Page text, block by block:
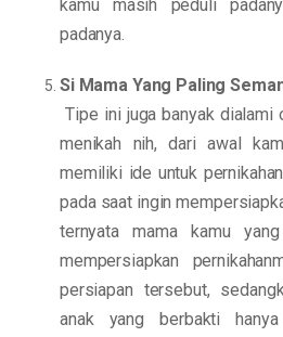
kamu masih peduli
padanya.
Si Mama Yang Paling
Tipe ini juga banyak dialami
menikah nih, dari awal
memiliki ide untuk
pada saat ingin
ternyata mama kamu
mempersiapkan
persiapan tersebut,
anak yang berbakti